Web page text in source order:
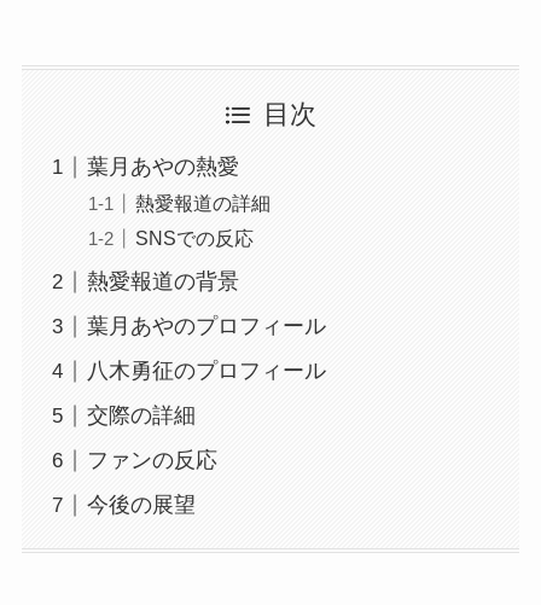
目次
葉月あやの熱愛
熱愛報道の詳細
SNSでの反応
熱愛報道の背景
葉月あやのプロフィール
八木勇征のプロフィール
交際の詳細
ファンの反応
今後の展望